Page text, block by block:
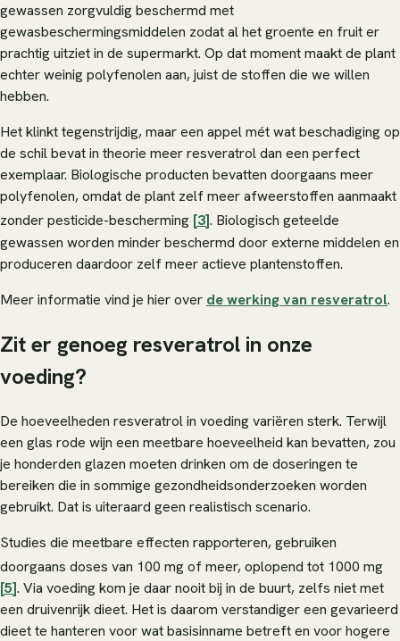
gewassen zorgvuldig beschermd met
gewasbeschermingsmiddelen zodat al het groente en fruit er
prachtig uitziet in de supermarkt. Op dat moment maakt de plant
echter weinig polyfenolen aan, juist de stoffen die we willen
hebben.
Het klinkt tegenstrijdig, maar een appel mét wat beschadiging op
de schil bevat in theorie meer resveratrol dan een perfect
exemplaar. Biologische producten bevatten doorgaans meer
polyfenolen, omdat de plant zelf meer afweerstoffen aanmaakt
zonder pesticide-bescherming [3]. Biologisch geteelde
gewassen worden minder beschermd door externe middelen en
produceren daardoor zelf meer actieve plantenstoffen.
Meer informatie vind je hier over de werking van resveratrol.
Zit er genoeg resveratrol in onze
voeding?
De hoeveelheden resveratrol in voeding variëren sterk. Terwijl
een glas rode wijn een meetbare hoeveelheid kan bevatten, zou
je honderden glazen moeten drinken om de doseringen te
bereiken die in sommige gezondheidsonderzoeken worden
gebruikt. Dat is uiteraard geen realistisch scenario.
Studies die meetbare effecten rapporteren, gebruiken
doorgaans doses van 100 mg of meer, oplopend tot 1000 mg
[5]. Via voeding kom je daar nooit bij in de buurt, zelfs niet met
een druivenrijk dieet. Het is daarom verstandiger een gevarieerd
dieet te hanteren voor wat basisinname betreft en voor hogere